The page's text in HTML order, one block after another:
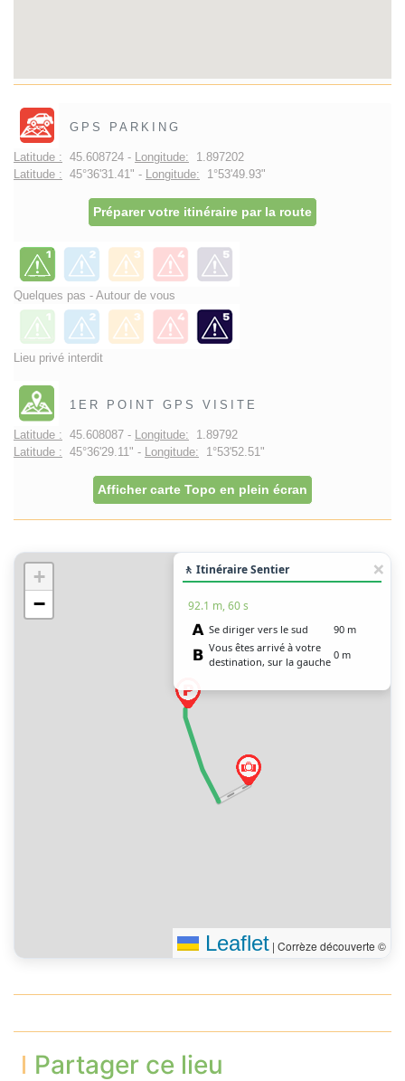
GPS PARKING
Latitude : 45.608724 - Longitude: 1.897202
Latitude : 45°36'31.41" - Longitude: 1°53'49.93"
Préparer votre itinéraire par la route
Quelques pas - Autour de vous
Lieu privé interdit
1ER POINT GPS VISITE
Latitude : 45.608087 - Longitude: 1.89792
Latitude : 45°36'29.11" - Longitude: 1°53'52.51"
Afficher carte Topo en plein écran
+
−
🚶 Itinéraire Sentier
92.1 m, 60 s
Se diriger vers le sud
90 m
Vous êtes arrivé à votre
destination, sur la gauche
0 m
Leaflet | Corrèze découverte ©
Partager ce lieu